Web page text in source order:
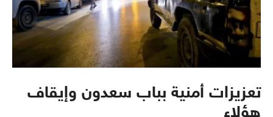
تعزيزات أمنية بباب سعدون وإيقاف
هؤلاء